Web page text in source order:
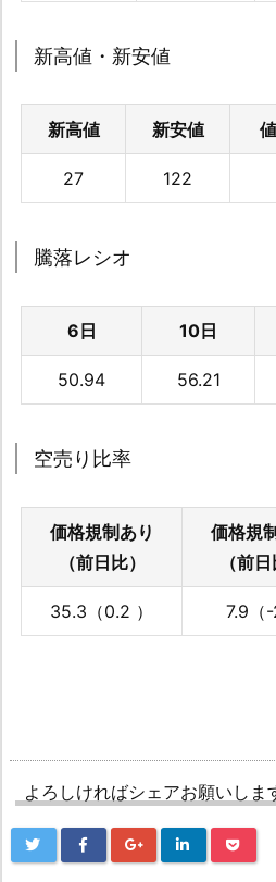
新高値・新安値
新高値 新安値
27 122
騰落レシオ
6日 10日
50.94 56.21
空売り比率
価格規制あり
（前日比）
価格規
（前日
35.3（0.2 ） 7.9（-
よろしければシェアお願いしま